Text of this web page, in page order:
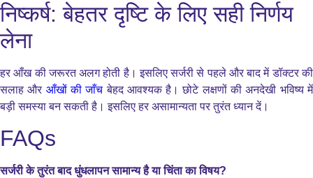
निष्कर्ष: बेहतर दृष्टि के लिए सही निर्णय
लेना
हर आँख की जरूरत अलग होती है। इसलिए सर्जरी से पहले और बाद में डॉक्टर की
सलाह और आँखों की जाँच बेहद आवश्यक है। छोटे लक्षणों की अनदेखी भविष्य में
बड़ी समस्या बन सकती है। इसलिए हर असामान्यता पर तुरंत ध्यान दें।
FAQs
सर्जरी के तुरंत बाद धुंधलापन सामान्य है या चिंता का विषय?